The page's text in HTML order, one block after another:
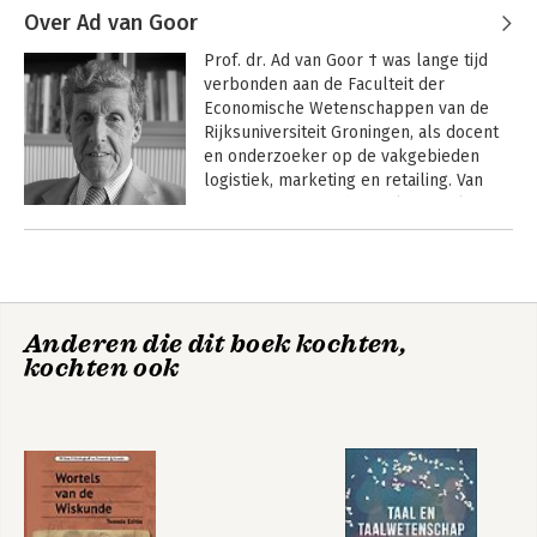
Over Ad van Goor
Prof. dr. Ad van Goor † was lange tijd
verbonden aan de Faculteit der
Economische Wetenschappen van de
Rijksuniversiteit Groningen, als docent
en onderzoeker op de vakgebieden
logistiek, marketing en retailing. Van
hoogleraar logistiek aan de VU en de
Prijs van de Vereniging Logistiek
Anderen die dit boek kochten,
kochten ook